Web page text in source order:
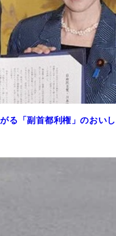
る「副首都利権」のおいし